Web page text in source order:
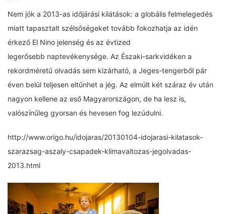
Nem jók a 2013-as időjárási kilátások: a globális felmelegedés
miatt tapasztalt szélsőségeket tovább fokozhatja az idén
érkező El Nino jelenség és az évtized
legerősebb naptevékenysége. Az Északi-sarkvidéken a
rekordméretű olvadás sem kizárható, a Jeges-tengerből pár
éven belül teljesen eltűnhet a jég. Az elmúlt két száraz év után
nagyon kellene az eső Magyarországon, de ha lesz is,
valószínűleg gyorsan és hevesen fog lezúdulni.
http://www.origo.hu/idojaras/20130104-idojarasi-kilatasok-
szarazsag-aszaly-csapadek-klimavaltozas-jegolvadas-
2013.html